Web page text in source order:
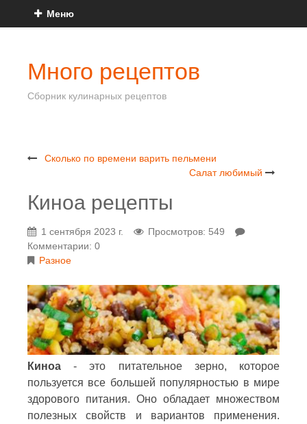
Меню
Много рецептов
Сборник кулинарных рецептов
Сколько по времени варить пельмени
Салат любимый
Киноа рецепты
1 сентября 2023 г.
Просмотров: 549
Комментарии: 0
Разное
Киноа - это питательное зерно, которое
пользуется все большей популярностью в мире
здорового питания. Оно обладает множеством
полезных свойств и вариантов применения.